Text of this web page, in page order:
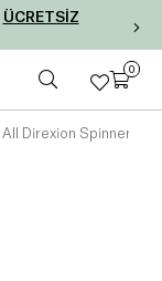
ÜCRETSİZ
0